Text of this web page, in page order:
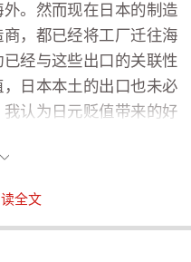
。然而现在日本的制造
，都已经将工厂迁往海
经与这些出口的关联性
日本本土的出口也未必
认为日元贬值带来的好
注的加息前景，小川英
步加息空间，但受制于
节奏和幅度都将较为有
全文